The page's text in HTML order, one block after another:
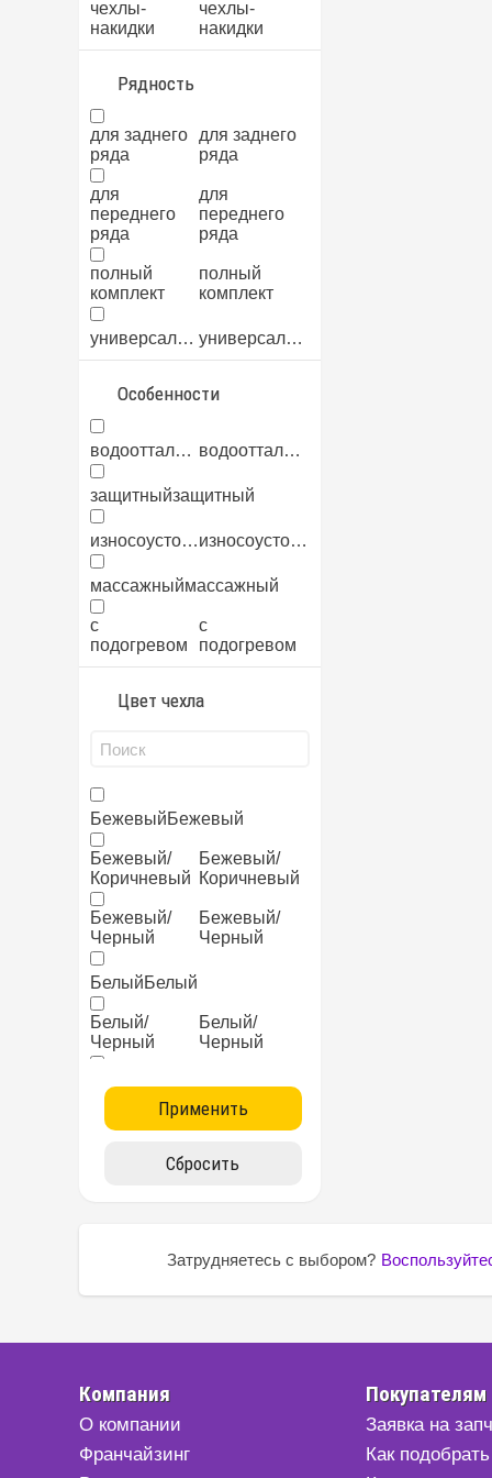
велюрвелюр
мех
экокожа экокожа
чехлы-
накидки
чехлы-
накидки
Рядность
для заднего
ряда
для заднего
ряда
для
переднего
ряда
для
переднего
ряда
полный
комплект
полный
комплект
универсальный универсальный
Особенности
водоотталкивающий водоотталкивающий
защитныйзащитный
износоустойчивый износоустойчивый
массажныймассажный
с
подогревом
с
подогревом
Цвет чехла
БежевыйБежевый
Бежевый/
Коричневый
Бежевый/
Коричневый
Бежевый/
Черный
Бежевый/
Черный
БелыйБелый
Белый/
Черный
Белый/
Черный
БирюзовыйБирюзовый
БордовыйБордовый
Желтый
Коричневый Коричневый
Желтый
Коричневый/
Серый
Затрудняетесь с выбором?
Компания
О компании
Франчайзинг
Покупателям
Заявка на
Как